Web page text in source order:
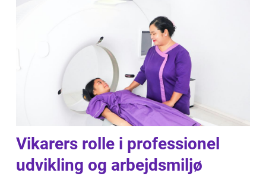
Vikarers rolle i professionel
udvikling og arbejdsmiljø